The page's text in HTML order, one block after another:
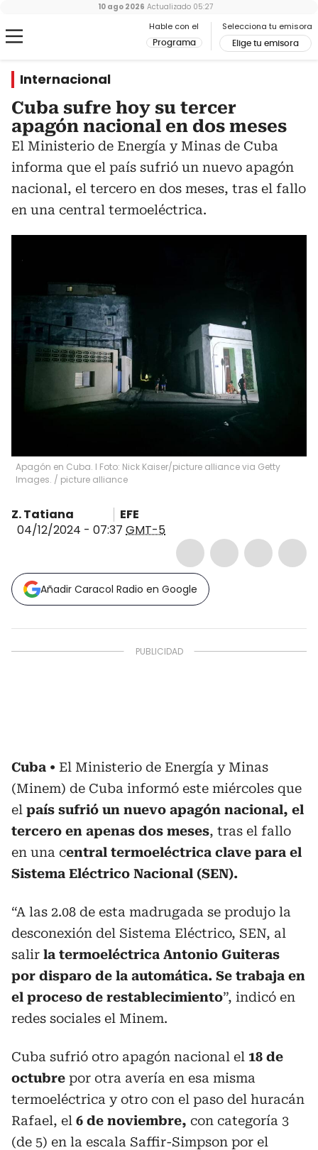
Hable con el
Programa
Selecciona tu emisora
Elige tu emisora
10 ago 2026 Actualizado 05:27
Internacional
Cuba sufre hoy su tercer
apagón nacional en dos meses
El Ministerio de Energía y Minas de Cuba
informa que el país sufrió un nuevo apagón
nacional, el tercero en dos meses, tras el fallo
en una central termoeléctrica.
Apagón en Cuba. I Foto: Nick Kaiser/picture alliance via Getty
Images. / picture alliance
Z. Tatiana
EFE
04/12/2024 - 07:37 GMT-5
Añadir Caracol Radio en Google
Cuba
El Ministerio de Energía y Minas
(Minem) de Cuba informó este miércoles que
el país sufrió un nuevo apagón nacional, el
tercero en apenas dos meses, tras el fallo
en una central termoeléctrica clave para el
Sistema Eléctrico Nacional (SEN).
“A las 2.08 de esta madrugada se produjo la
desconexión del Sistema Eléctrico, SEN, al
salir la termoeléctrica Antonio Guiteras
por disparo de la automática. Se trabaja en
el proceso de restablecimiento”, indicó en
redes sociales el Minem.
Cuba sufrió otro apagón nacional el 18 de
octubre por otra avería en esa misma
termoeléctrica y otro con el paso del huracán
Rafael, el 6 de noviembre, con categoría 3
(de 5) en la escala Saffir-Simpson por el